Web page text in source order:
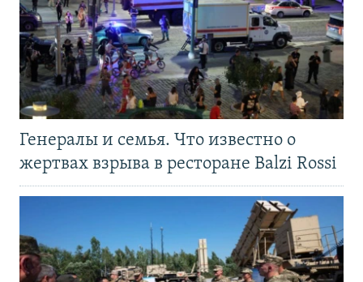
Генералы и семья. Что известно о
жертвах взрыва в ресторане Balzi Rossi